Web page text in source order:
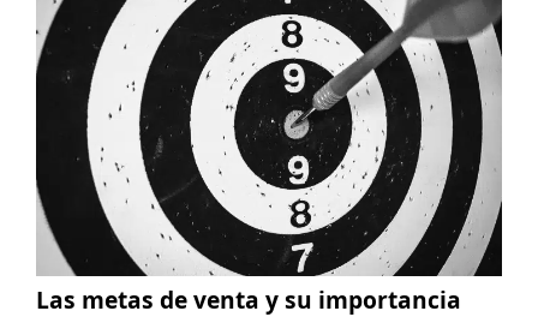
Las metas de venta y su importancia